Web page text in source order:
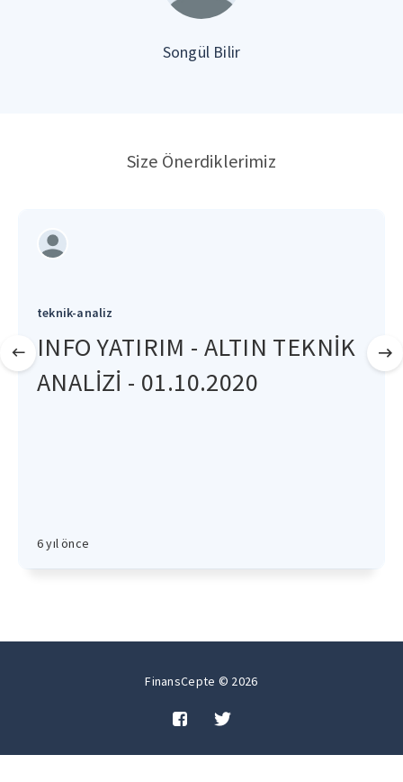
Songül Bilir
Size Önerdiklerimiz
teknik-analiz
INFO YATIRIM - ALTIN TEKNİK
ANALİZİ - 01.10.2020
6 yıl önce
FinansCepte © 2026